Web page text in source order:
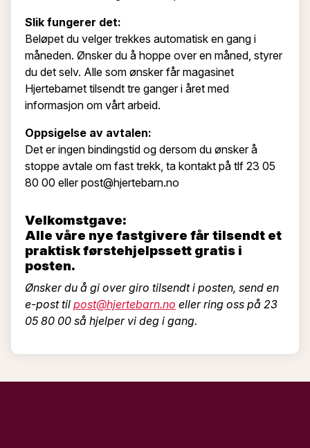
Slik fungerer det:
Beløpet du velger trekkes automatisk en gang i
måneden. Ønsker du å hoppe over en måned, styrer
du det selv. Alle som ønsker får magasinet
Hjertebarnet tilsendt tre ganger i året med
informasjon om vårt arbeid.
Oppsigelse av avtalen:
Det er ingen bindingstid og dersom du ønsker å
stoppe avtale om fast trekk, ta kontakt på tlf 23 05
80 00 eller post@hjertebarn.no
Velkomstgave:
Alle våre nye fastgivere får tilsendt et
praktisk førstehjelpssett gratis i
posten.
Ønsker du å gi over giro tilsendt i posten, send en
e-post til post@hjertebarn.no eller ring oss på 23
05 80 00 så hjelper vi deg i gang.